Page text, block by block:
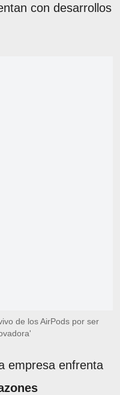
con desarrollos
de los AirPods por ser
empresa enfrenta